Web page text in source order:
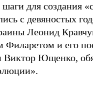
для создания
с девяностых
Леонид
Филаретом и его
Виктор Ющенко,